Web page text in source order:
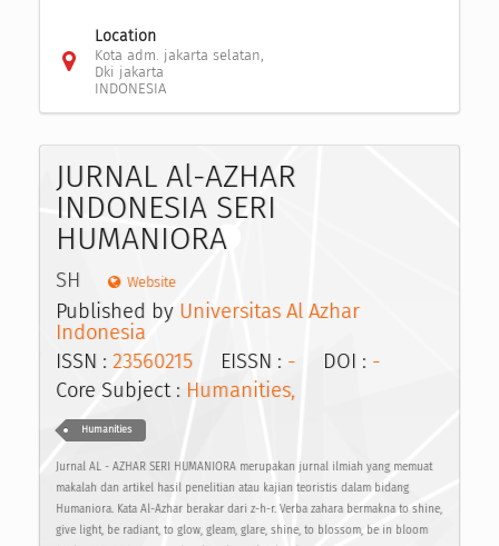
Location
Kota adm. jakarta selatan,
Dki jakarta
INDONESIA
JURNAL Al-AZHAR
INDONESIA SERI
HUMANIORA
SH Website
Published by Universitas Al Azhar
Indonesia
ISSN : 23560215 EISSN : - DOI : -
Core Subject : Humanities,
Humanities
Jurnal AL - AZHAR SERI HUMANIORA merupakan jurnal ilmiah yang memuat
makalah dan artikel hasil penelitian atau kajian teoristis dalam bidang
Humaniora. Kata Al-Azhar berakar dari z-h-r. Verba zahara bermakna to shine,
give light, be radiant, to glow, gleam, glare, shine, to blossom, be in bloom